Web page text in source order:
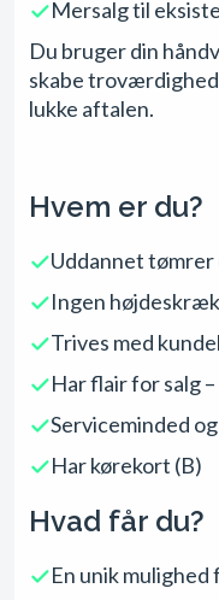
Mersalg til
Du bruger din
skabe
lukke aftalen.
Hvem er du?
Uddannet tømrer
Ingen højdeskræk
Trives med
Har flair for salg
Serviceminded
Har kørekort (B)
Hvad får du?
En unik